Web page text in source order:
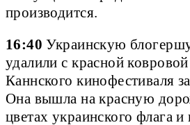
производится.
16:40 Украинскую
удалили с красной
Каннского кинофестиваля
Она вышла на красную
цветах украинского флага и